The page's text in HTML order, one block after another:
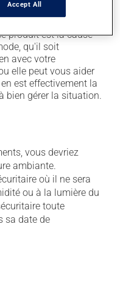
produit est la cause
qu'il soit
avec votre
elle peut vous aider
est effectivement la
bien gérer la situation.
vous devriez
ambiante.
où il ne sera
ou à la lumière du
toute
sa date de
Accept All